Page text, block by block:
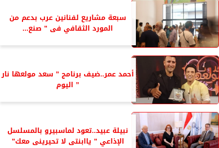
سبعة مشاريع لفنانين عرب بدعم من
المورد الثقافي فى ” صنع...
أحمد عمر..ضيف برنامج ” سعد مولعها نار
” اليوم
نبيلة عبيد..تعود لماسبيرو بالمسلسل
الإذاعي ” ياابنتى لا تحيرينى معك”